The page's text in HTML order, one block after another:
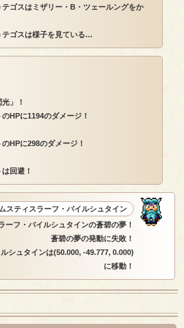
ゴスはミザリー・B・ツェールングをか
テゴスは様子を見ている…
」！
HPに1194のダメージ！
HPに298のダメージ！
回避！
ムスティスラーフ・バイルシュタイン
ーフ・バイルシュタインの蒼碧の夢！
蒼碧の夢の発動に失敗！
シュタインは(50.000, -49.777, 0.000)
に移動！